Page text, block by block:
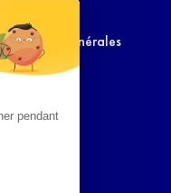
pendant
Générales